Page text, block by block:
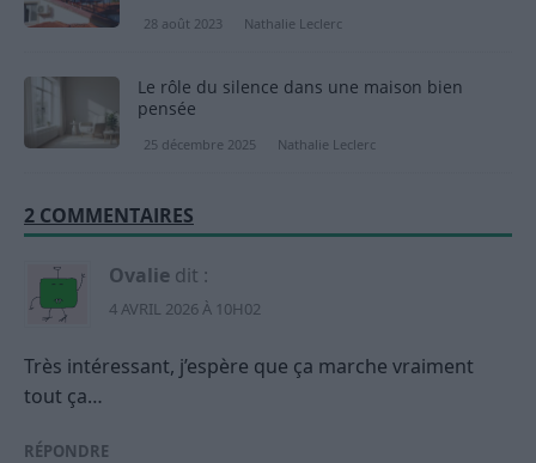
28 août 2023 Nathalie Leclerc
Le rôle du silence dans une maison bien
pensée
25 décembre 2025 Nathalie Leclerc
2 COMMENTAIRES
Ovalie dit :
4 AVRIL 2026 À 10H02
Très intéressant, j’espère que ça marche vraiment
tout ça…
RÉPONDRE